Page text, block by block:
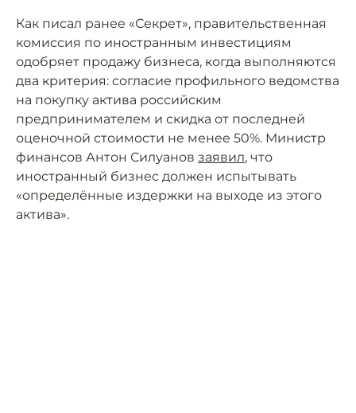
Как писал ранее «Секрет», правительственная
комиссия по иностранным инвестициям
одобряет продажу бизнеса, когда выполняются
два критерия: согласие профильного ведомства
на покупку актива российским
предпринимателем и скидка от последней
оценочной стоимости не менее 50%. Министр
финансов Антон Силуанов заявил, что
иностранный бизнес должен испытывать
«определённые издержки на выходе из этого
актива».